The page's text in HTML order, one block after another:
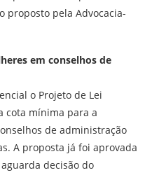
proposto pela Advocacia-
em conselhos de
o Projeto de Lei
cota mínima para a
de administração
A proposta já foi aprovada
decisão do